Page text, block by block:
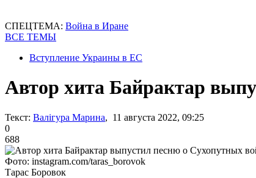
СПЕЦТЕМА: Война в Иране
ВСЕ ТЕМЫ
Вступление Украины в ЕС
Автор хита Байрактар
Текст: Валігура Марина, 11 августа 2022, 09:25
0
688
Фото: instagram.com/taras_borovok
Тарас Боровок